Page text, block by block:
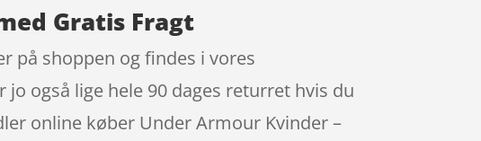
Gratis Fragt
på shoppen og findes i vores
også lige hele 90 dages returret hvis du
online køber Under Armour Kvinder –